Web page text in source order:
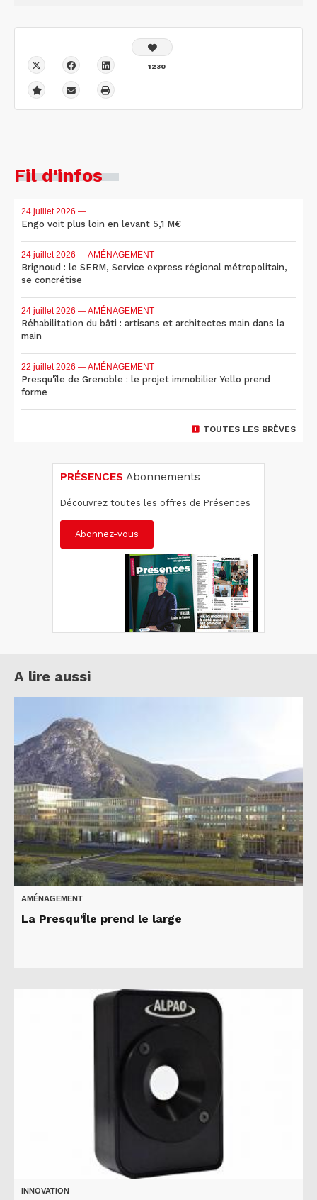
1230
Fil d'infos
24 juillet 2026 —
Engo voit plus loin en levant 5,1 M€
24 juillet 2026 — AMÉNAGEMENT
Brignoud : le SERM, Service express régional métropolitain,
se concrétise
24 juillet 2026 — AMÉNAGEMENT
Réhabilitation du bâti : artisans et architectes main dans la
main
22 juillet 2026 — AMÉNAGEMENT
Presqu'île de Grenoble : le projet immobilier Yello prend
forme
TOUTES LES BRÈVES
PRÉSENCES Abonnements
Découvrez toutes les offres de Présences
Abonnez-vous
A lire aussi
AMÉNAGEMENT
La Presqu’Île prend le large
INNOVATION